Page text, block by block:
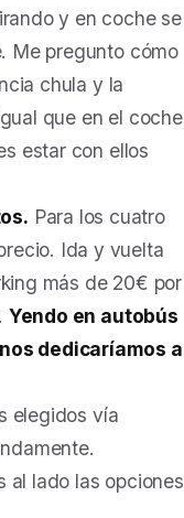
y en coche se
Me pregunto cómo
chula y la
que en el
estar con ellos
Para los cuatro
Ida y vuelta
más de 20€ por
Yendo en autobús
dedicaríamos a
elegidos vía
al lado las opciones